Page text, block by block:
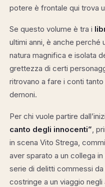
potere è frontale qui trova
Se questo volume è tra i
ultimi anni, è anche
natura magnifica e isolata
grettezza di certi
ritrovano a fare i conti
demoni.
Per chi vuole partire
canto degli innocenti” ,
in scena Vito Strega,
aver sparato a un collega
serie di delitti commessi
costringe a un viaggio